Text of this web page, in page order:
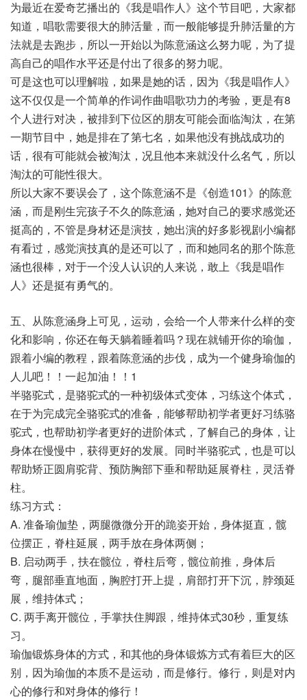
为最近在爱奇艺播出的《我是唱作人》这个节目吧，大家都
知道，唱歌需要很大的肺活量，而一般能够提升肺活量的方
法就是去跑步，所以一开始以为陈意涵这么努力呢，为了提
高自己的唱作水平还是付出了很多的努力呢。
可是这也可以理解啦，如果是她的话，因为《我是唱作人》
这不仅仅是一个简单的作词作曲唱歌功力的考验，更是有8
个人进行对决，被排到下位区的朋友可能会面临淘汰，在第
一期节目中，她是排在了第七名，如果他没有挑战成功的
话，很有可能就会被淘汰，况且他本来就没什么名气，所以
淘汰的可能性很大。
所以大家不要误会了，这个陈意涵不是《创造101》的陈意
涵，而是刚生完孩子不久的陈意涵，她对自己的要求感觉还
挺高的，不管是身材还是演技，她出演的好多影视剧小编都
有看过，感觉演技真的是还可以了，而和她同名的那个陈意
涵也很棒，对于一个没人认识的人来说，敢上《我是唱作
人》还是挺有勇气的。
五、从陈意涵身上可见，运动，会给一个人带来什么样的变
化和影响，你还在每天躺着睡着吗？现在就铺开你的瑜伽，
跟着小编的教程，跟着陈意涵的步伐，成为一个健身瑜伽的
人儿吧！！一起加油！！1
半骆驼式，是骆驼式的一种初级体式变体，习练这个体式，
在于为完成完全骆驼式的准备，能够帮助初学者更好习练骆
驼式，也帮助初学者更好的进阶体式，了解自己的身体，让
身体在慢慢中，获得更好的发展。同时半骆驼式，也是可以
帮助矫正圆肩驼背、预防胸部下垂和帮助延展脊柱，灵活脊
柱。
练习方式：
A. 准备瑜伽垫，两腿微微分开的跪姿开始，身体挺直，髋
位摆正，脊柱延展，两手放在身体两侧；
B. 启动两手，扶在髋位，脊柱后弯，髋位前推，身体后
弯，腿部垂直地面，胸腔打开上提，肩部打开下沉，脖颈延
展，维持体式；
C. 两手离开髋位，手掌扶住脚跟，维持体式30秒，重复练
习。
瑜伽锻炼身体的方式，和其他的身体锻炼方式有着巨大的区
别，因为瑜伽的本质不是运动，而是修行。修行，则是对内
心的修行和对身体的修行！